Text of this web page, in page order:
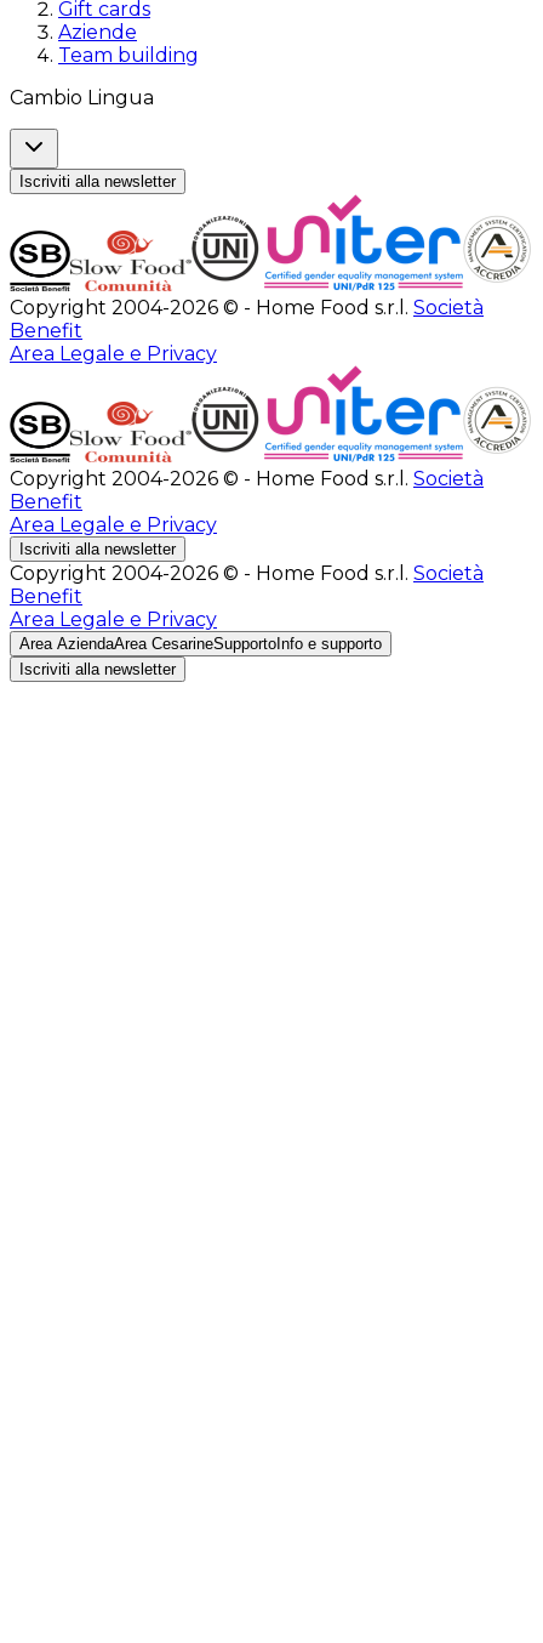
Gift cards
Aziende
Team building
Cambio Lingua
Iscriviti alla newsletter
Copyright 2004-2026 © - Home Food s.r.l. Società
Benefit
Area Legale e Privacy
Copyright 2004-2026 © - Home Food s.r.l. Società
Benefit
Area Legale e Privacy
Iscriviti alla newsletter
Copyright 2004-2026 © - Home Food s.r.l. Società
Benefit
Area Legale e Privacy
Area AziendaArea CesarineSupporto Info e supporto
Iscriviti alla newsletter